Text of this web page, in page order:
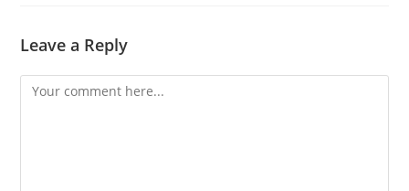
Leave a Reply
Comment